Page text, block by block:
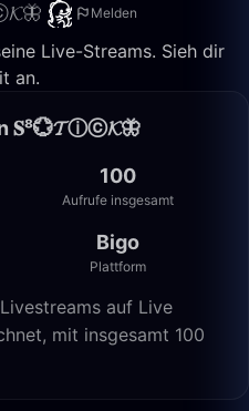
Melden
Live-Streams. Sieh dir
an.
𝐒⁸💮𝓣ⓘⓒ𝓚🦋
100
Aufrufe insgesamt
Bigo
Plattform
auf Live
mit insgesamt 100